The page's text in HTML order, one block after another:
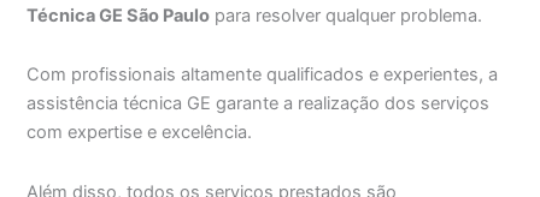
Técnica GE São Paulo para resolver qualquer problema.
Com profissionais altamente qualificados e experientes, a
assistência técnica GE garante a realização dos serviços
com expertise e excelência.
Além disso, todos os serviços prestados são